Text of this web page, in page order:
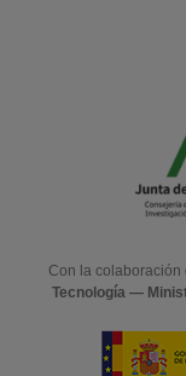
Con la colaboración
Tecnología —